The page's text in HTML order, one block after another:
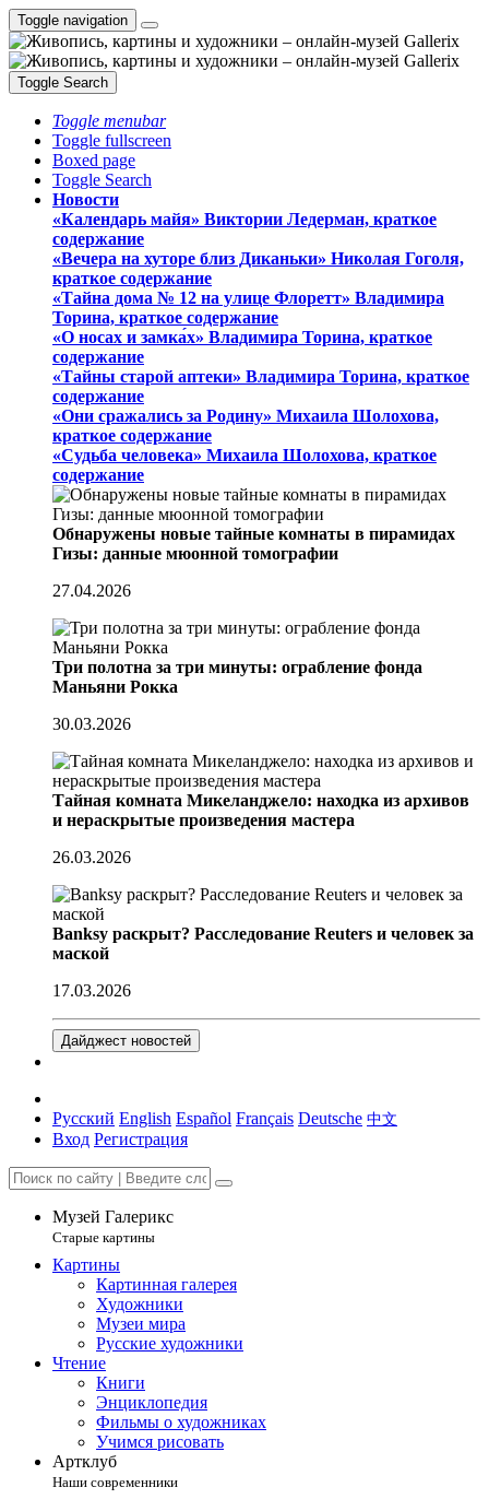
Toggle navigation
Toggle Search
Toggle menubar
Toggle fullscreen
Boxed page
Toggle Search
Новости
«Календарь майя» Виктории Ледерман, краткое
содержание
«Вечера на хуторе близ Диканьки» Николая Гоголя,
краткое содержание
«Тайна дома № 12 на улице Флоретт» Владимира
Торина, краткое содержание
«О носах и замка́х» Владимира Торина, краткое
содержание
«Тайны старой аптеки» Владимира Торина, краткое
содержание
«Они сражались за Родину» Михаила Шолохова,
краткое содержание
«Судьба человека» Михаила Шолохова, краткое
содержание
Обнаружены новые тайные комнаты в пирамидах
Гизы: данные мюонной томографии
27.04.2026
Три полотна за три минуты: ограбление фонда
Маньяни Рокка
30.03.2026
Тайная комната Микеланджело: находка из архивов
и нераскрытые произведения мастера
26.03.2026
Banksy раскрыт? Расследование Reuters и человек за
маской
17.03.2026
Дайджест новостей
Русский English Español Français Deutsche 中文
Вход Регистрация
Музей Галерикс
Старые картины
Картины
Картинная галерея
Художники
Музеи мира
Русские художники
Чтение
Книги
Энциклопедия
Фильмы о художниках
Учимся рисовать
Артклуб
Наши современники